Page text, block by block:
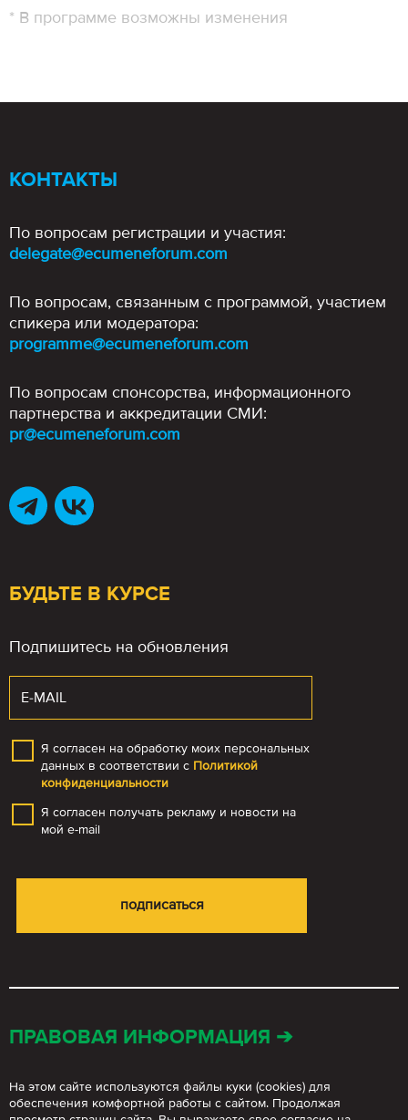
* В программе возможны изменения
БУДЬТЕ В КУРСЕ
Подпишитесь на обновления
Я согласен на обработку моих персональных
данных в соответствии с Политикой
конфиденциальности
Я согласен получать рекламу и новости на
мой e-mail
КОНТАКТЫ
По вопросам регистрации и участия:
delegate@ecumeneforum.com
По вопросам, связанным с программой, участием
спикера или модератора:
programme@ecumeneforum.com
По вопросам спонсорства, информационного
партнерства и аккредитации СМИ:
pr@ecumeneforum.com
ПРАВОВАЯ ИНФОРМАЦИЯ ➔
На этом сайте используются файлы куки (cookies) для
обеспечения комфортной работы с сайтом. Продолжая